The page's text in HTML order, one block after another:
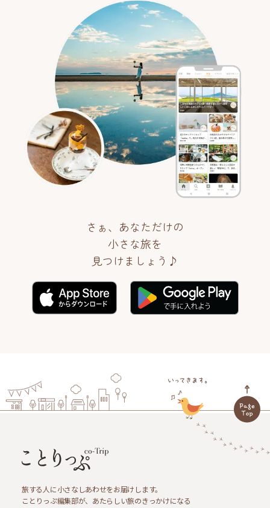
さぁ、あなただけの
小さな旅を
見つけましょう♪
旅する人に小さなしあわせをお届けします。
ことりっぷ編集部が、あたらしい旅のきっかけになる